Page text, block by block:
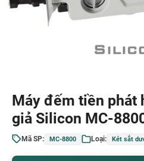
Máy đếm tiền phát
giả Silicon MC-
Mã SP: MC-8800 Loại: Két sắt